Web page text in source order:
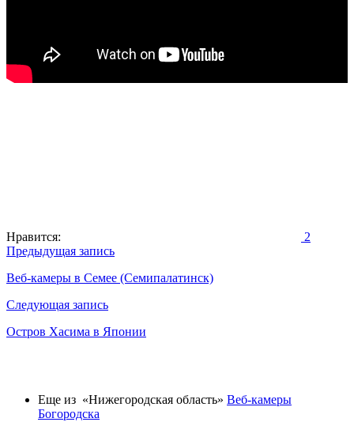
Нравится: 2
Навигация
по
записям
Предыдущая запись
Веб-камеры в Семее (Семипалатинск)
Следующая запись
Остров Хасима в Японии
Еще из «Нижегородская область» Веб-камеры
Богородска